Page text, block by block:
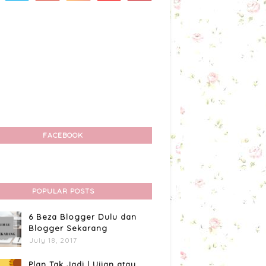
FACEBOOK
POPULAR POSTS
6 Beza Blogger Dulu dan
Blogger Sekarang
July 18, 2017